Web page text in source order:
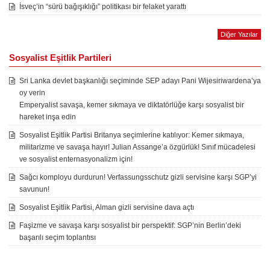
İsveç’in “sürü bağışıklığı” politikası bir felaket yarattı
Diğer Yazılar
Sosyalist Eşitlik Partileri
Sri Lanka devlet başkanlığı seçiminde SEP adayı Pani Wijesiriwardena’ya
oy verin
Emperyalist savaşa, kemer sıkmaya ve diktatörlüğe karşı sosyalist bir
hareket inşa edin
Sosyalist Eşitlik Partisi Britanya seçimlerine katılıyor: Kemer sıkmaya,
militarizme ve savaşa hayır! Julian Assange’a özgürlük! Sınıf mücadelesi
ve sosyalist enternasyonalizm için!
Sağcı komployu durdurun! Verfassungsschutz gizli servisine karşı SGP’yi
savunun!
Sosyalist Eşitlik Partisi, Alman gizli servisine dava açtı
Faşizme ve savaşa karşı sosyalist bir perspektif: SGP’nin Berlin’deki
başarılı seçim toplantısı